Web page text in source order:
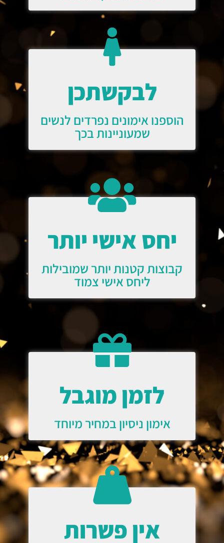
לבקשתכן
הוספנו אימונים נפרדים לנשים
שמעוניינות בכך
יחס אישי יותר
קבוצות קטנות יותר שמובילות
ליחס אישי צמוד
לזמן מוגבל
אימון ניסיון במחיר מיוחד
אין פשרות